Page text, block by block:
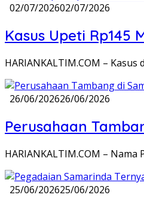
02/07/202602/07/2026
Kasus Upeti Rp145
HARIANKALTIM.COM –
26/06/202626/06/2026
Perusahaan
HARIANKALTIM.COM –
25/06/202625/06/2026